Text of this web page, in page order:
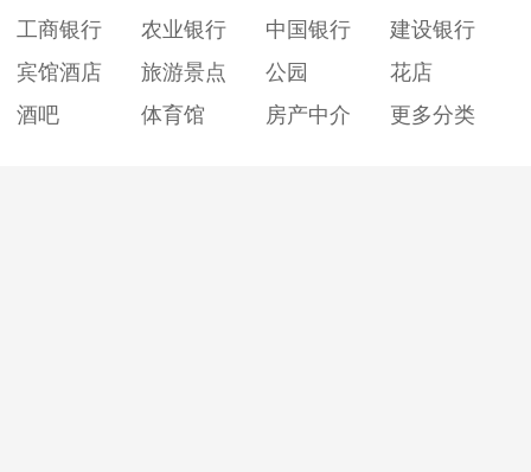
工商银行
农业银行 中国银行
建设银行
宾馆酒店
旅游景点 公园
花店
酒吧
体育馆 房产中介 更多分类